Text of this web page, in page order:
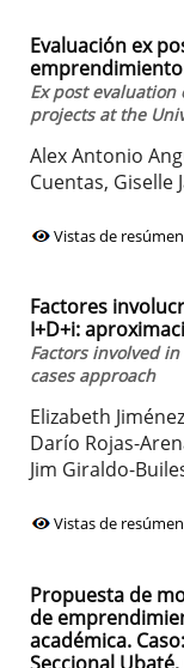
Evaluación ex
Ex post
projects at the
Alex Antonio
Cuentas, Giselle
Vistas de
Factores
I+D+i:
Factors involved
cases approach
Elizabeth
Darío Rojas-
Jim Giraldo-
Vistas de
Propuesta de
de
académica.